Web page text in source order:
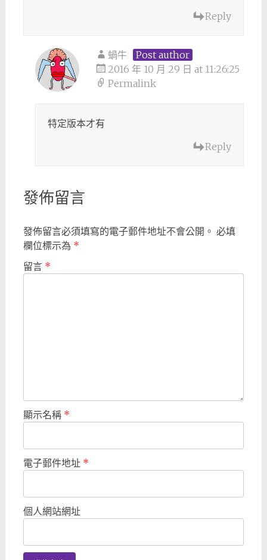
Reply
蝸牛
Post author
2016 年 10 月 29 日 at 11:26:25
Permalink
特定版本才有
Reply
發佈留言
發佈留言必須填寫的電子郵件地址不會公開。 必填
欄位標示為 *
留言 *
顯示名稱 *
電子郵件地址 *
個人網站網址